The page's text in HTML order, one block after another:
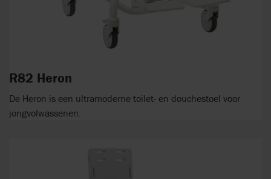
R82 Heron
De Heron is een ultramoderne toilet- en douchestoel voor
jongvolwassenen.